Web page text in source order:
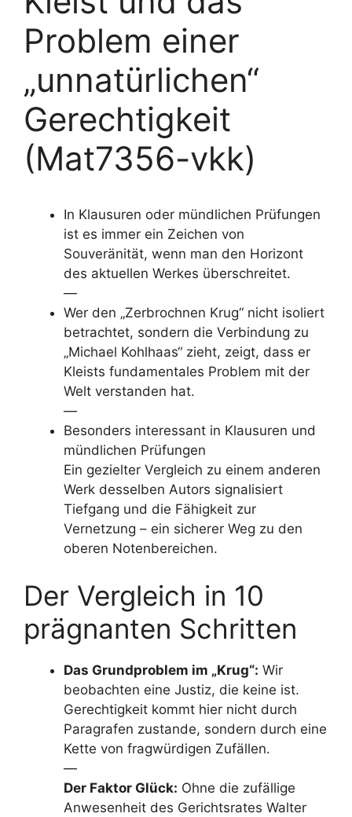
Problem einer
„unnatürlichen“
Gerechtigkeit
(Mat7356-vkk)
In Klausuren oder mündlichen Prüfungen
ist es immer ein Zeichen von
Souveränität, wenn man den Horizont
des aktuellen Werkes überschreitet.
—
Wer den „Zerbrochnen Krug“ nicht isoliert
betrachtet, sondern die Verbindung zu
„Michael Kohlhaas“ zieht, zeigt, dass er
Kleists fundamentales Problem mit der
Welt verstanden hat.
—
Besonders interessant in Klausuren und
mündlichen Prüfungen
Ein gezielter Vergleich zu einem anderen
Werk desselben Autors signalisiert
Tiefgang und die Fähigkeit zur
Vernetzung – ein sicherer Weg zu den
oberen Notenbereichen.
Der Vergleich in 10
prägnanten Schritten
Das Grundproblem im „Krug“: Wir
beobachten eine Justiz, die keine ist.
Gerechtigkeit kommt hier nicht durch
Paragrafen zustande, sondern durch eine
Kette von fragwürdigen Zufällen.
—
Der Faktor Glück: Ohne die zufällige
Anwesenheit des Gerichtsrates Walter